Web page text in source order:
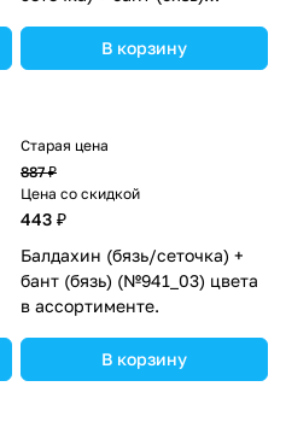
ассортименте.В корзину
Старая цена
887 ₽
Цена со скидкой
443 ₽
Балдахин (бязь/сеточка) +
бант (бязь) (№941_03) цвета
в ассортименте.
В корзину